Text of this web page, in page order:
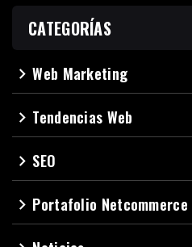
CATEGORÍAS
navigate_nextWeb Marketing
navigate_next Tendencias Web
navigate_next SEO
navigate_next Portafolio Netcommerce